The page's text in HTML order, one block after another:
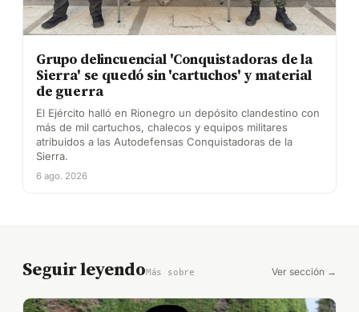
Grupo delincuencial 'Conquistadoras de la
Sierra' se quedó sin 'cartuchos' y material
de guerra
El Ejército halló en Rionegro un depósito clandestino con
más de mil cartuchos, chalecos y equipos militares
atribuidos a las Autodefensas Conquistadoras de la
Sierra.
6 ago. 2026
Seguir leyendoMás sobre Ver sección →